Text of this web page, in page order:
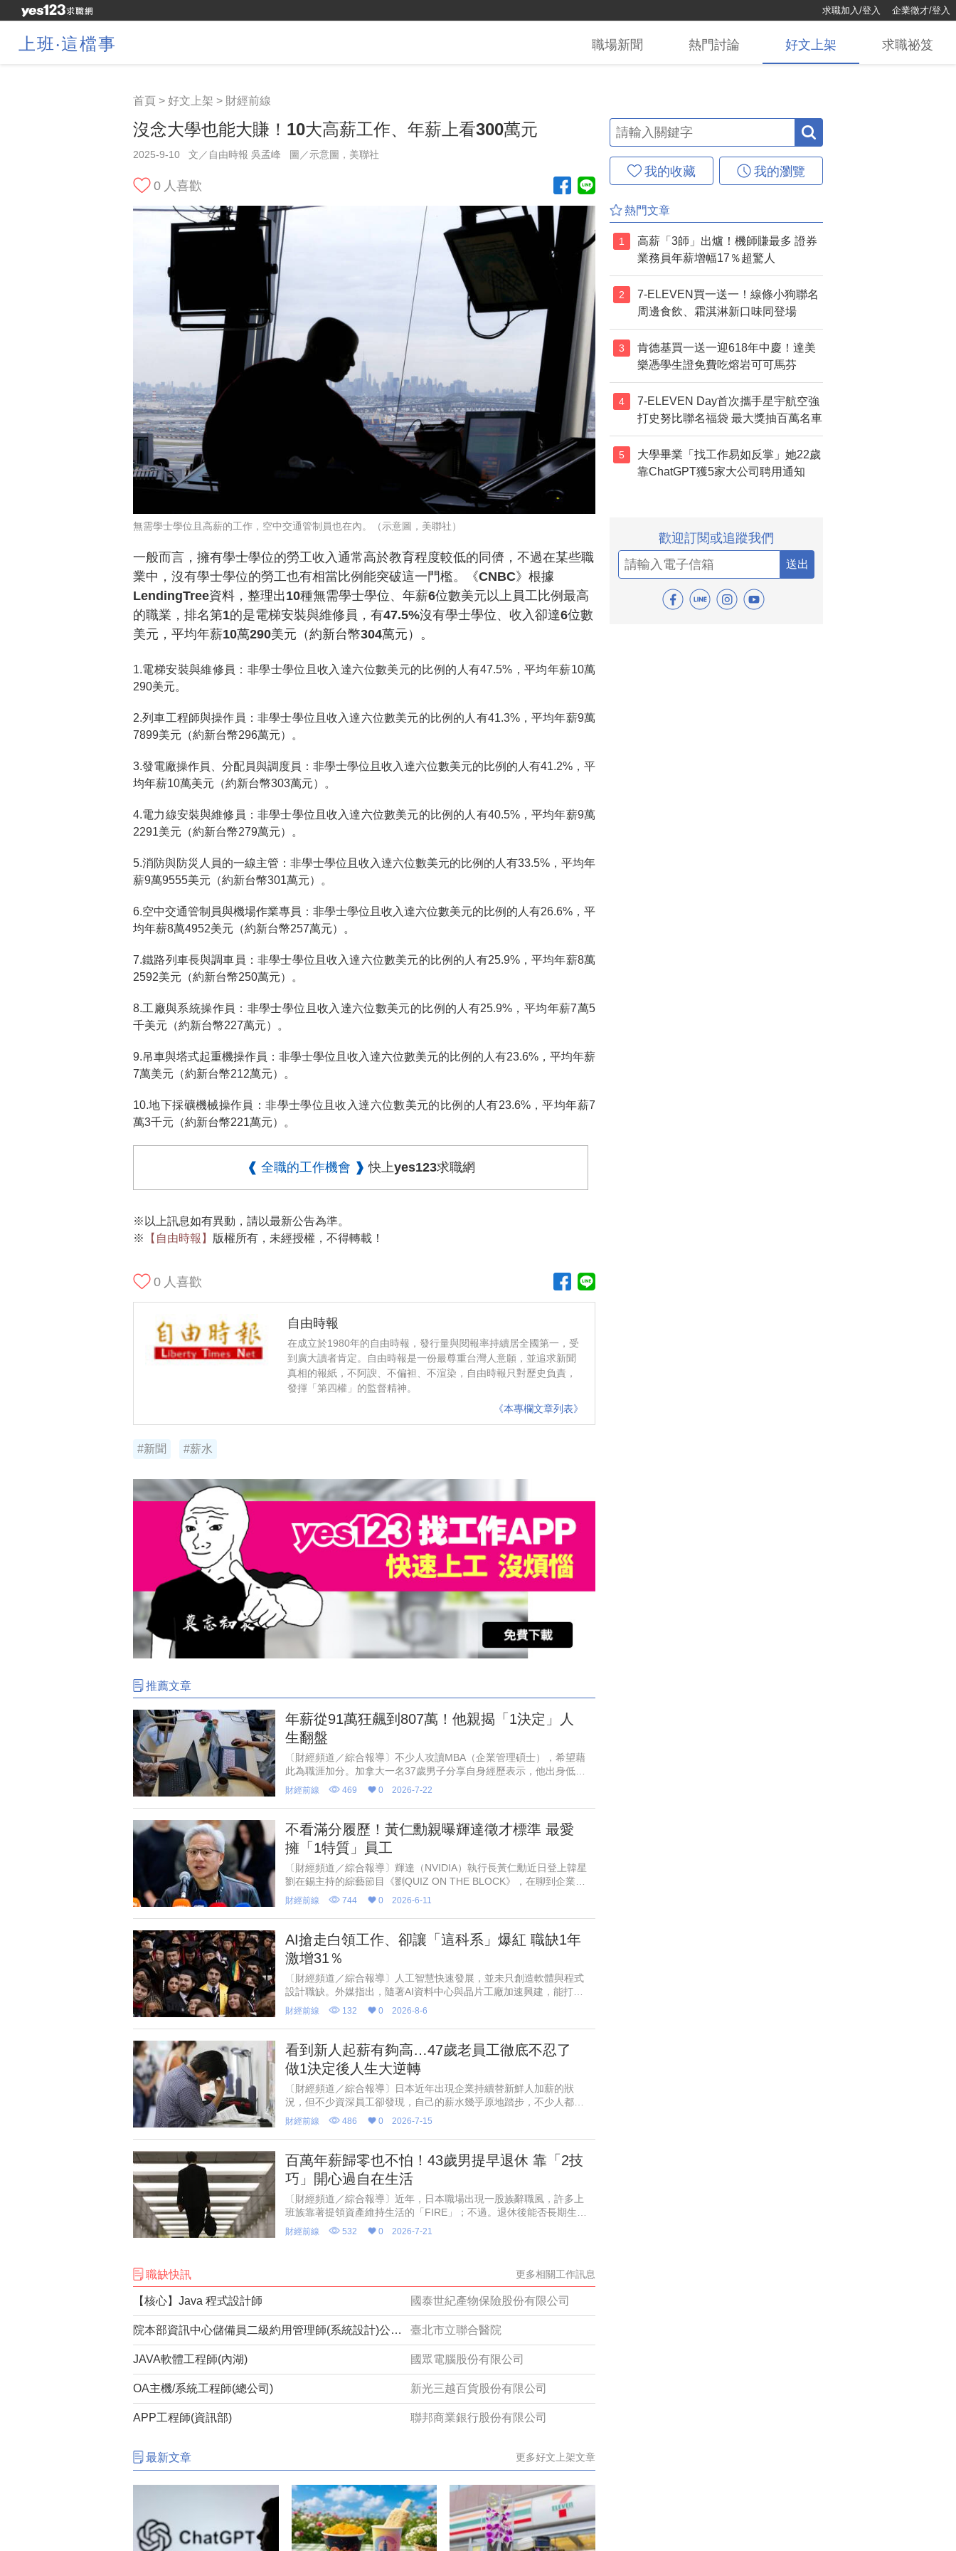
求職加入/登入 企業徵才/登入
上班‧這檔事 職場新聞 熱門討論 好文上架 求職祕笈
首頁 > 好文上架 > 財經前線
沒念大學也能大賺！10大高薪工作、年薪上看300萬元
2025-9-10 文／自由時報 吳孟峰 圖／示意圖，美聯社
0 人喜歡
無需學士學位且高薪的工作，空中交通管制員也在內。（示意圖，美聯社）
一般而言，擁有學士學位的勞工收入通常高於教育程度較低的同儕，不過在某些職
業中，沒有學士學位的勞工也有相當比例能突破這一門檻。《CNBC》根據
LendingTree資料，整理出10種無需學士學位、年薪6位數美元以上員工比例最高
的職業，排名第1的是電梯安裝與維修員，有47.5%沒有學士學位、收入卻達6位數
美元，平均年薪10萬290美元（約新台幣304萬元）。
1.電梯安裝與維修員：非學士學位且收入達六位數美元的比例的人有47.5%，平均年薪10萬
290美元。
2.列車工程師與操作員：非學士學位且收入達六位數美元的比例的人有41.3%，平均年薪9萬
7899美元（約新台幣296萬元）。
3.發電廠操作員、分配員與調度員：非學士學位且收入達六位數美元的比例的人有41.2%，平
均年薪10萬美元（約新台幣303萬元）。
4.電力線安裝與維修員：非學士學位且收入達六位數美元的比例的人有40.5%，平均年薪9萬
2291美元（約新台幣279萬元）。
5.消防與防災人員的一線主管：非學士學位且收入達六位數美元的比例的人有33.5%，平均年
薪9萬9555美元（約新台幣301萬元）。
6.空中交通管制員與機場作業專員：非學士學位且收入達六位數美元的比例的人有26.6%，平
均年薪8萬4952美元（約新台幣257萬元）。
7.鐵路列車長與調車員：非學士學位且收入達六位數美元的比例的人有25.9%，平均年薪8萬
2592美元（約新台幣250萬元）。
8.工廠與系統操作員：非學士學位且收入達六位數美元的比例的人有25.9%，平均年薪7萬5
千美元（約新台幣227萬元）。
9.吊車與塔式起重機操作員：非學士學位且收入達六位數美元的比例的人有23.6%，平均年薪
7萬美元（約新台幣212萬元）。
10.地下採礦機械操作員：非學士學位且收入達六位數美元的比例的人有23.6%，平均年薪7
萬3千元（約新台幣221萬元）。
❰ 全職的工作機會 ❱ 快上yes123求職網
※以上訊息如有異動，請以最新公告為準。
※
【自由時報】 版權所有，未經授權，不得轉載！
0 人喜歡
自由時報
在成立於1980年的自由時報，發行量與閱報率持續居全國第一，受
到廣大讀者肯定。自由時報是一份最尊重台灣人意願，並追求新聞
真相的報紙，不阿諛、不偏袒、不渲染，自由時報只對歷史負責，
發揮「第四權」的監督精神。
《本專欄文章列表》
#新聞 #薪水
推薦文章
年薪從91萬狂飆到807萬！他親揭「1決定」人
生翻盤
〔財經頻道／綜合報導〕不少人攻讀MBA（企業管理碩士），希望藉
此為職涯加分。加拿大一名37歲男子分享自身經歷表示，他出身低收
入家庭，大學畢業後創業失敗，重返職場時一度認為自己落後同齡人
兩年，起薪僅4萬
財經前線 469 0 2026-7-22
不看滿分履歷！黃仁勳親曝輝達徵才標準 最愛
擁「1特質」員工
〔財經頻道／綜合報導〕輝達（NVIDIA）執行長黃仁勳近日登上韓星
劉在錫主持的綜藝節目《劉QUIZ ON THE BLOCK》，在聊到企業經
營與人才招募時，他指出，在這個AI時代高智商已不是最稀缺的能
財經前線 744 0 2026-6-11
AI搶走白領工作、卻讓「這科系」爆紅 職缺1年
激增31％
〔財經頻道／綜合報導〕人工智慧快速發展，並未只創造軟體與程式
設計職缺。外媒指出，隨著AI資料中心與晶片工廠加速興建，能打造
實體基礎設施的工程人才，正成為美國企業積極爭搶的對象。以目前
職缺成長最快的3個
財經前線 132 0 2026-8-6
看到新人起薪有夠高…47歲老員工徹底不忍了
做1決定後人生大逆轉
〔財經頻道／綜合報導〕日本近年出現企業持續替新鮮人加薪的狀
況，但不少資深員工卻發現，自己的薪水幾乎原地踏步，不少人都對
這種不合理的情況感到不滿。日媒分享，一名47歲、歷經日本「就業
冰河期」的上班族，看
財經前線 486 0 2026-7-15
百萬年薪歸零也不怕！43歲男提早退休 靠「2技
巧」開心過自在生活
〔財經頻道／綜合報導〕近年，日本職場出現一股族辭職風，許多上
班族靠著提領資產維持生活的「FIRE」；不過。退休後能否長期生
活，不只取決於資產多寡，房租、稅金與社會保險費也會大幅影響支
出。
財經前線 532 0 2026-7-21
職缺快訊 更多相關工作訊息
【核心】Java 程式設計師 國泰世紀產物保險股份有限公司
院本部資訊中心儲備員二級約用管理師(系統設計)公告1150487 臺北市立聯合醫院
JAVA軟體工程師(內湖) 國眾電腦股份有限公司
OA主機/系統工程師(總公司) 新光三越百貨股份有限公司
APP工程師(資訊部) 聯邦商業銀行股份有限公司
最新文章 更多好文上架文章
我的收藏 我的瀏覽
熱門文章
1
高薪「3師」出爐！機師賺最多 證券
業務員年薪增幅17％超驚人
2
7-ELEVEN買一送一！線條小狗聯名
周邊食飲、霜淇淋新口味同登場
3
肯德基買一送一迎618年中慶！達美
樂憑學生證免費吃熔岩可可馬芬
4
7-ELEVEN Day首次攜手星宇航空強
打史努比聯名福袋 最大獎抽百萬名車
5
大學畢業「找工作易如反掌」她22歲
靠ChatGPT獲5家大公司聘用通知
歡迎訂閱或追蹤我們
送出